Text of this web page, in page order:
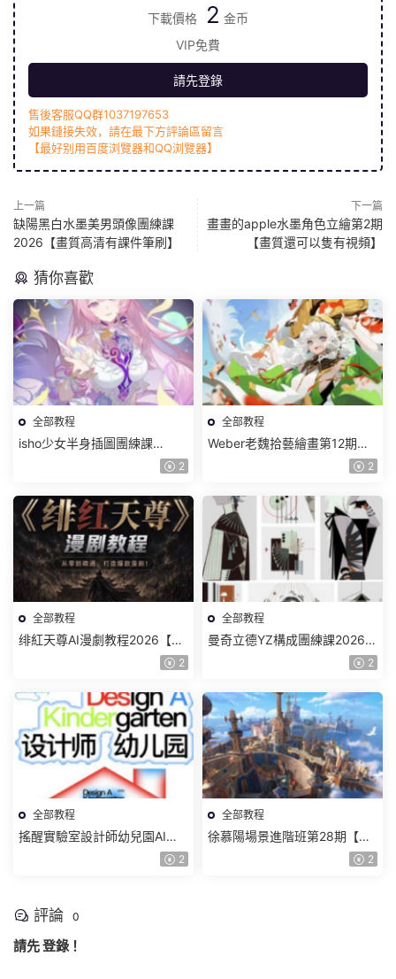
下載價格 2 金币
VIP免費
請先登錄
售後客服QQ群1037197653
如果鏈接失效，請在最下方評論區留言
【最好别用百度浏覽器和QQ浏覽器】
上一篇
缺陽黑白水墨美男頭像團練課
2026【畫質高清有課件筆刷】
下一篇
畫畫的apple水墨角色立繪第2期
【畫質還可以隻有視頻】
猜你喜歡
全部教程
isho少女半身插圖團練課
2026【畫質高清隻有視頻】 2
全部教程
Weber老魏拾藝繪畫第12期角
色特訓班【畫質不錯隻有視
2
全部教程
绯紅天尊AI漫劇教程2026【畫
2
全部教程
曼奇立德YZ構成團練課2026年
8月已結課【畫質高清有課件】
2
全部教程
搖醒實驗室設計師幼兒園AI軟
件基礎課2025【畫質不錯有素
2
全部教程
徐慕陽場景進階班第28期【畫
2
評論 0
請先登錄 ！